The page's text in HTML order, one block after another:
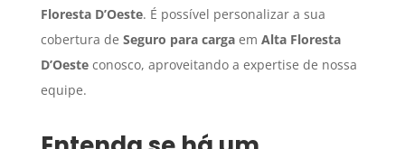
Floresta D’Oeste. É possível personalizar a sua
cobertura de Seguro para cargaem Alta Floresta
D’Oesteconosco, aproveitando a expertise de nossa
equipe.